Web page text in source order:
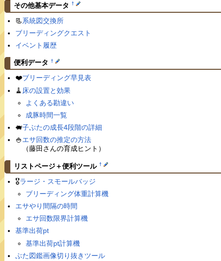
その他基本データ †
📃系統図交換所
ブリーディングクエスト
イベント履歴
便利データ †
❤️ブリーディング早見表
🧹 床の設置と効果
よくある勘違い
成豚時間一覧
🐖子ぶたの成長4段階の詳細
🍚エサ回数の推定の方法
（藤田さんの育成ヒント）
リストページ＋便利ツール †
🎖ラージ・スモールバッジ
ブリーディング体重計算機
エサやり間隔の時間
エサ回数限界計算機
基準出荷pt
基準出荷pt計算機
ぶた図鑑画像切り抜きツール